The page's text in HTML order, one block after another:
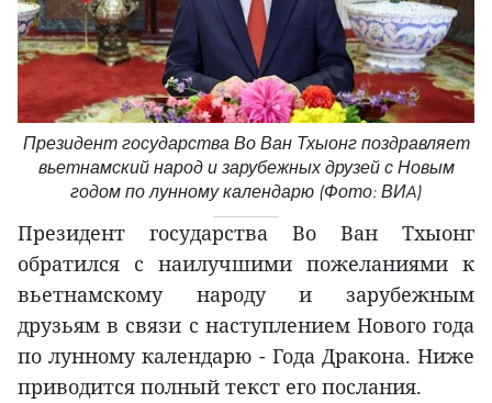
Президент государства Во Ван Тхыонг поздравляет
вьетнамский народ и зарубежных друзей с Новым
годом по лунному календарю (Фото: ВИA)
Президент государства Во Ван Тхыонг
обратился с наилучшими пожеланиями к
вьетнамскому народу и зарубежным
друзьям в связи с наступлением Нового года
по лунному календарю - Года Дракона. Ниже
приводится полный текст его послания.